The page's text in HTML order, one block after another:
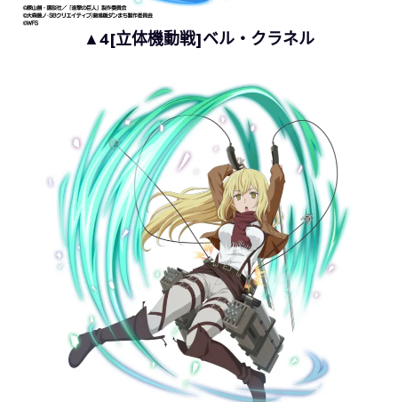
▲4[立体機動戦]ベル・クラネル